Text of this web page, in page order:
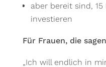
aber bereit sind,
investieren
Für Frauen, die
„Ich will endlich in